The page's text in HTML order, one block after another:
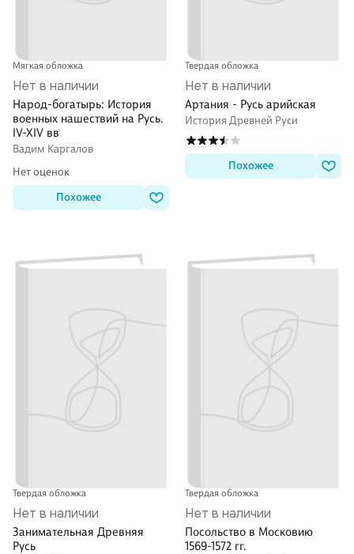
Мягкая обложка
Нет в наличии
Народ-богатырь: История
военных нашествий на Русь.
IV-XIV вв
Вадим Каргалов
Нет оценок
Похожее
Твердая обложка
Нет в наличии
Артания - Русь арийская
История Древней Руси
Похожее
Твердая обложка
Нет в наличии
Занимательная Древняя
Русь
Твердая обложка
Нет в наличии
Посольство в Московию
1569-1572 гг.